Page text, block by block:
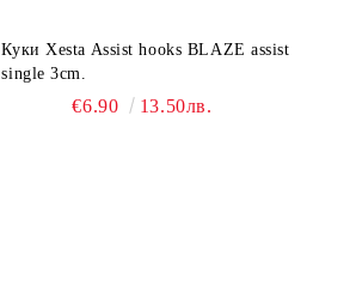
Куки Xesta Assist hooks BLAZE assist
single 3cm.
€6.90 13.50лв.